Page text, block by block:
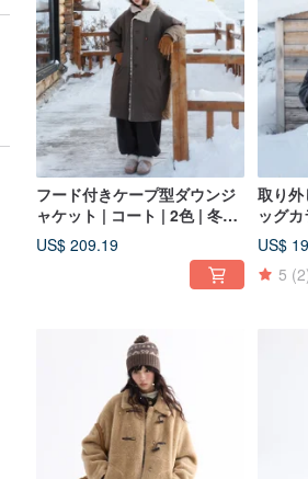
フード付きケープ型ダウンジ
ャケット | コート | 2色 | 冬物
| Sora-2030
US$ 209.19
取り
ッグカ
アウタ
2028
US$
5